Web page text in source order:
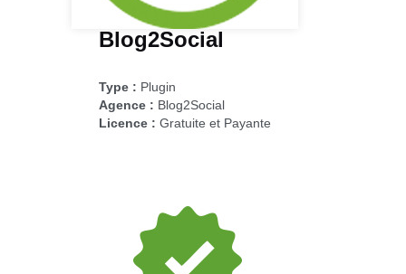
Blog2Social
Type : Plugin
Agence : Blog2Social
Licence : Gratuite et Payante